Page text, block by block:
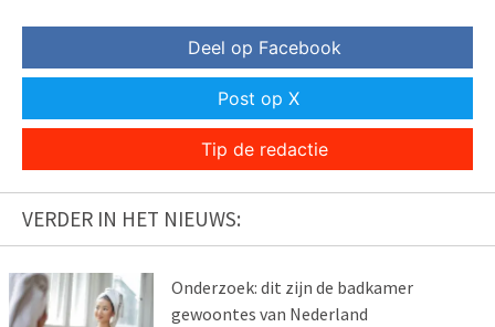
Deel op Facebook
Post op X
Tip de redactie
VERDER IN HET NIEUWS:
Onderzoek: dit zijn de badkamer
gewoontes van Nederland